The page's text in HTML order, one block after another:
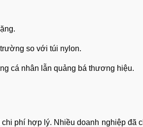
so với túi nylon.
cá nhân lẫn quảng bá thương hiệu.
phí hợp lý. Nhiều doanh nghiệp đã